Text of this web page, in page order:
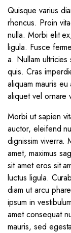
Quisque varius
rhoncus. Proin
nulla. Morbi elit
ligula. Fusce
a. Nullam
quis. Cras
aliquam mauris
aliquet vel ornare
Morbi ut sapien
auctor, eleifend
dignissim viverra.
amet, maximus
sit amet eros sit
luctus ligula.
diam ut arcu
ipsum in
amet consequat
mauris, sed